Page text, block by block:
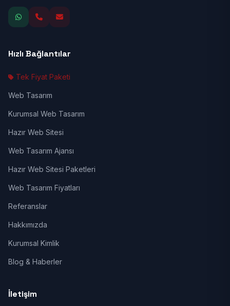
Hızlı Bağlantılar
Tek Fiyat Paketi
Web Tasarım
Kurumsal Web Tasarım
Hazır Web Sitesi
Web Tasarım Ajansı
Hazır Web Sitesi Paketleri
Web Tasarım Fiyatları
Referanslar
Hakkımızda
Kurumsal Kimlik
Blog & Haberler
İletişim